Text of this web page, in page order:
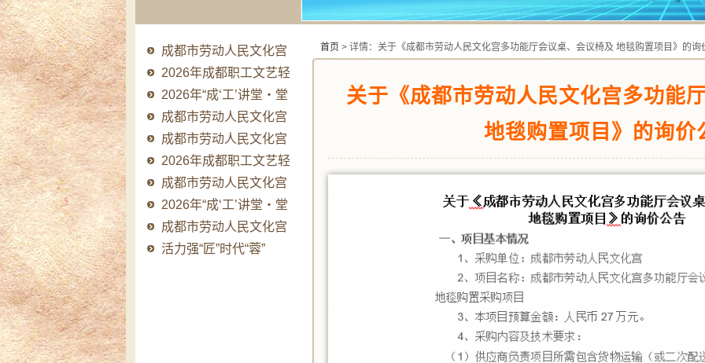
成都市劳动人民文化宫
2026年法律顾问..
2026年成都职工文艺轻
骑队品牌提升系..
2026年“成‘工’讲堂・堂
堂有料”职..
成都市劳动人民文化宫
2026年成“工”..
成都市劳动人民文化宫
主题微短剧创作..
2026年成都职工文艺轻
骑队品牌提升系..
成都市劳动人民文化宫
2026年成“工”..
2026年“成‘工’讲堂・堂
堂有料”职..
成都市劳动人民文化宫
主题微短剧创作..
活力强“匠”时代“蓉”
首页 > 详情：关于《成都市劳动人民文化宫多功能厅会议桌、会议椅及 地毯购置项目》的询
关于《成都市劳动人民文化宫多功能
地毯购置项目》的询价